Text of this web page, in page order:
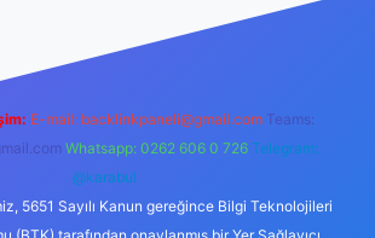
E-mail: backlinkpaneli@gmail.com Teams:
Whatsapp: 0262 606 0 726 Telegram:
@karabul
5651 Sayılı Kanun gereğince Bilgi Teknolojileri